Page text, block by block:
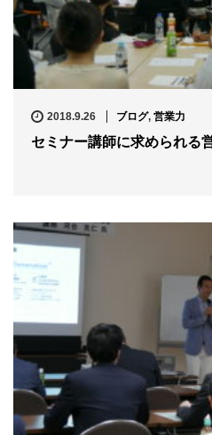
2018.9.26 ブログ, 営業力
セミナー講師に求められる